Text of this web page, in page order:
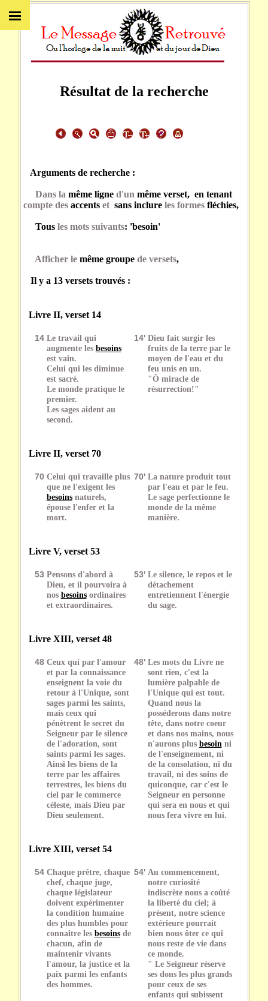
Résultat de la recherche
Arguments de recherche :
Dans la même ligne d'un même verset, en tenant
compte des accents et sans inclureles formes fléchies,
Tous les mots suivants: 'besoin'
Afficher le même groupede versets,
Il y a 13 versets trouvés :
Livre II, verset 14
14 Le travail qui
augmente les besoins
est vain.
Celui qui les diminue
est sacré.
Le monde pratique le
premier.
Les sages aident au
second.
14' Dieu fait surgir les
fruits de la terre par le
moyen de l'eau et du
feu unis en un.
"Ô miracle de
résurrection!"
Livre II, verset 70
70 Celui qui travaille plus
que ne l'exigent les
besoinsnaturels,
épouse l'enfer et la
mort.
70' La nature produit tout
par l'eau et par le feu.
Le sage perfectionne le
monde de la même
manière.
Livre V, verset 53
53 Pensons d'abord à
Dieu, et il pourvoira à
nos besoinsordinaires
et extraordinaires.
53' Le silence, le repos et le
détachement
entretiennent l'énergie
du sage.
Livre XIII, verset 48
48 Ceux qui par l'amour
et par la connaissance
enseignent la voie du
retour à l'Unique, sont
sages parmi les saints,
mais ceux qui
pénètrent le secret du
Seigneur par le silence
de l'adoration, sont
saints parmi les sages.
Ainsi les biens de la
terre par les affaires
terrestres, les biens du
ciel par le commerce
céleste, mais Dieu par
Dieu seulement.
48' Les mots du Livre ne
sont rien, c'est la
lumière palpable de
l'Unique qui est tout.
Quand nous la
posséderons dans notre
tête, dans notre coeur
et dans nos mains, nous
n'aurons plus besoin ni
de l'enseignement, ni
de la consolation, ni du
travail, ni des soins de
quiconque, car c'est le
Seigneur en personne
qui sera en nous et qui
nous fera vivre en lui.
Livre XIII, verset 54
54 Chaque prêtre, chaque
chef, chaque juge,
chaque législateur
doivent expérimenter
la condition humaine
des plus humbles pour
connaître les besoinsde
chacun, afin de
maintenir vivants
l'amour, la justice et la
paix parmi les enfants
des hommes.
54' Au commencement,
notre curiosité
indiscrète nous a coûté
la liberté du ciel; à
présent, notre science
extérieure pourrait
bien nous ôter ce qui
nous reste de vie dans
ce monde.
" Le Seigneur réserve
ses dons les plus grands
pour ceux de ses
enfants qui subissent